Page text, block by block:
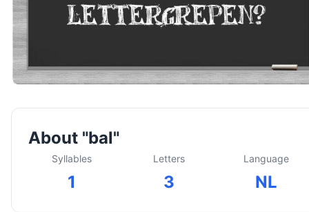
About "bal"
Syllables
1
Letters
3
Language
NL